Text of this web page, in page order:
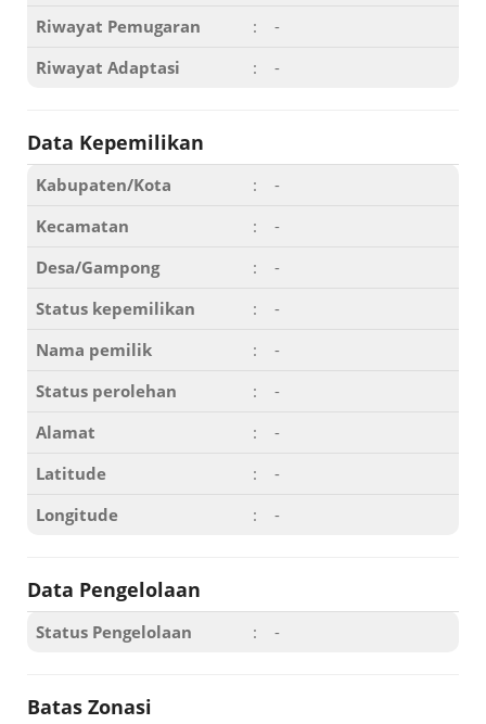
Riwayat Pemugaran :
-
Riwayat Adaptasi
: -
Data Kepemilikan
Kabupaten/Kota :
-
Kecamatan
:
-
Desa/Gampong
:
-
Status kepemilikan
:
-
Nama pemilik
:
-
Status perolehan
:
-
Alamat
:
-
Latitude
:
-
Longitude
: -
Data Pengelolaan
Status Pengelolaan : -
Batas Zonasi